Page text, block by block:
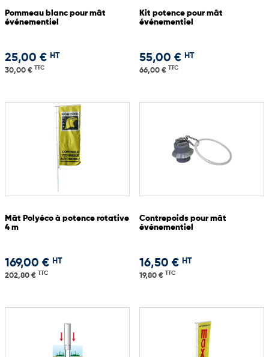
Pommeau blanc pour mât
événementiel
25,00 € HT
30,00 € TTC
Kit potence pour mât
événementiel
55,00 € HT
66,00 € TTC
Mât Polyéco à potence rotative
4 m
169,00 € HT
202,80 € TTC
Contrepoids pour mât
événementiel
16,50 € HT
19,80 € TTC